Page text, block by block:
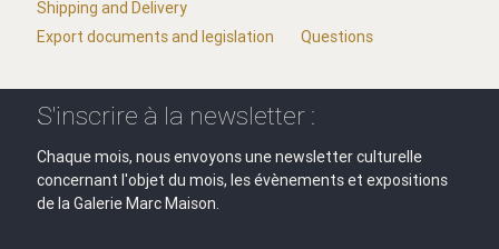
Shipping and Delivery
Export documents and legislation
Questions
S'inscrire à la newsletter :
Chaque mois, nous envoyons une newsletter culturelle
concernant l'objet du mois, les évènements et expositions
de la Galerie Marc Maison.